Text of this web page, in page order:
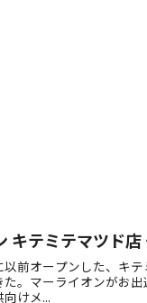
キテミテマツド
前オープンした、キ
。マーライオンがお
けメ...